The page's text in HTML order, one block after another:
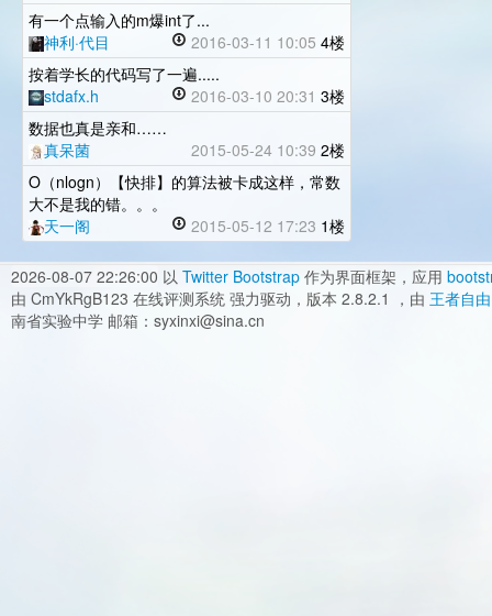
有一个点输入的m爆int了...
神利·代目
2016-03-11 10:05 4楼
按着学长的代码写了一遍.....
stdafx.h
2016-03-10 20:31 3楼
数据也真是亲和……
真呆菌
2015-05-24 10:39 2楼
O（nlogn）【快排】的算法被卡成这样，常数
大不是我的错。。。
天一阁
2015-05-12 17:23 1楼
2026-08-07 22:26:00 以 Twitter Bootstrap 作为界面框架，应用
由 CmYkRgB123 在线评测系统 强力驱动，版本 2.8.2.1 ，由 王者自由
南省实验中学 邮箱：syxinxi@sina.cn